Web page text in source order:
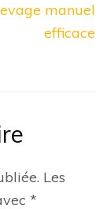
manuel
efficace
Les
*